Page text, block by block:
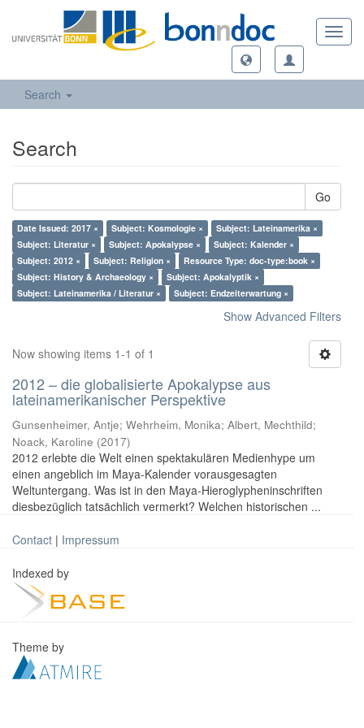
Search
Search
Go
Date Issued: 2017 × Subject: Kosmologie ×
Subject: Lateinamerika ×
Subject: Literatur ×
Subject: Apokalypse ×
Subject: Kalender ×
Subject: 2012 ×
Subject: Religion ×
Resource Type: doc-type:book ×
Subject: History & Archaeology ×
Subject: Apokalyptik ×
Subject: Lateinamerika / Literatur ×
Subject: Endzeiterwartung ×
Show Advanced Filters
Now showing items 1-1 of 1
2012 – die globalisierte Apokalypse aus
lateinamerikanischer Perspektive
Gunsenheimer, Antje; Wehrheim, Monika; Albert, Mechthild;
Noack, Karoline (2017)
2012 erlebte die Welt einen spektakulären Medienhype um
einen angeblich im Maya-Kalender vorausgesagten
Weltuntergang. Was ist in den Maya-Hieroglypheninschriften
diesbezüglich tatsächlich vermerkt? Welchen historischen ...
Contact | Impressum
Indexed by
Theme by